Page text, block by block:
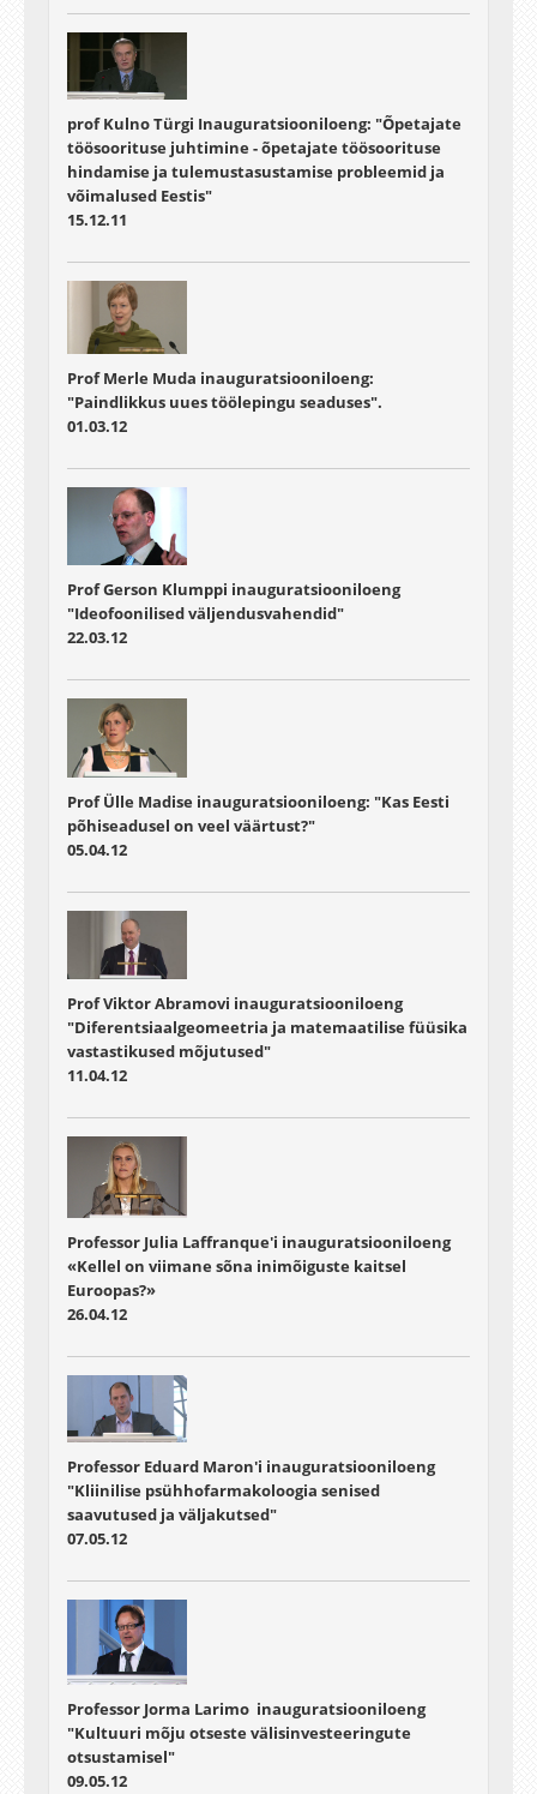
prof Kulno Türgi Inauguratsiooniloeng: "Õpetajate
töösoorituse juhtimine - õpetajate töösoorituse
hindamise ja tulemustasustamise probleemid ja
võimalused Eestis"
15.12.11
Prof Merle Muda inauguratsiooniloeng:
"Paindlikkus uues töölepingu seaduses".
01.03.12
Prof Gerson Klumppi inauguratsiooniloeng
"Ideofoonilised väljendusvahendid"
22.03.12
Prof Ülle Madise inauguratsiooniloeng: "Kas Eesti
põhiseadusel on veel väärtust?"
05.04.12
Prof Viktor Abramovi inauguratsiooniloeng
"Diferentsiaalgeomeetria ja matemaatilise füüsika
vastastikused mõjutused"
11.04.12
Professor Julia Laffranque'i inauguratsiooniloeng
«Kellel on viimane sõna inimõiguste kaitsel
Euroopas?»
26.04.12
Professor Eduard Maron'i inauguratsiooniloeng
"Kliinilise psühhofarmakoloogia senised
saavutused ja väljakutsed"
07.05.12
Professor Jorma Larimo inauguratsiooniloeng
"Kultuuri mõju otseste välisinvesteeringute
otsustamisel"
09.05.12